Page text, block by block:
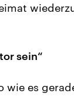
sein“
wie es